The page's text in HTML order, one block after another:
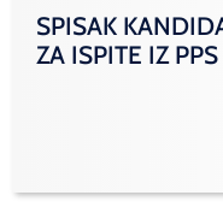
SPISAK
ZA ISPITE IZ